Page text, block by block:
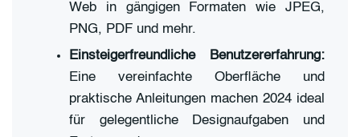
Web in gängigen Formaten wie JPEG,
PNG, PDF und mehr.
Einsteigerfreundliche Benutzererfahrung:
Eine vereinfachte Oberfläche und
praktische Anleitungen machen 2024 ideal
für gelegentliche Designaufgaben und